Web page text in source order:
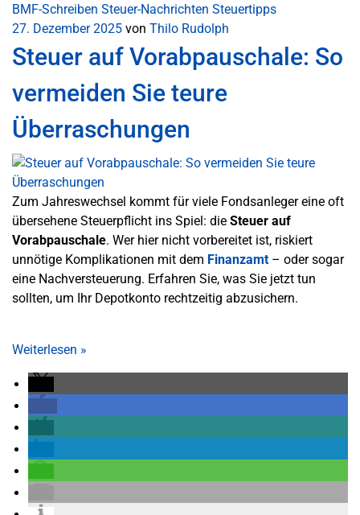
BMF-Schreiben Steuer-Nachrichten Steuertipps
27. Dezember 2025 von Thilo Rudolph
Steuer auf Vorabpauschale: So
vermeiden Sie teure
Überraschungen
Zum Jahreswechsel kommt für viele Fondsanleger eine oft
übersehene Steuerpflicht ins Spiel: die Steuer auf
Vorabpauschale. Wer hier nicht vorbereitet ist, riskiert
unnötige Komplikationen mit dem Finanzamt– oder sogar
eine Nachversteuerung. Erfahren Sie, was Sie jetzt tun
sollten, um Ihr Depotkonto rechtzeitig abzusichern.
Weiterlesen »